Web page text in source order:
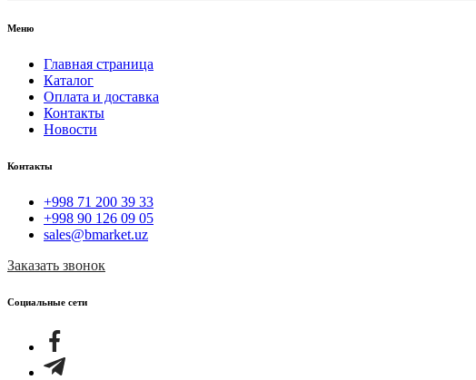
Меню
Главная страница
Каталог
Оплата и доставка
Контакты
Новости
Контакты
+998 71 200 39 33
+998 90 126 09 05
sales@bmarket.uz
Заказать звонок
Социальные сети